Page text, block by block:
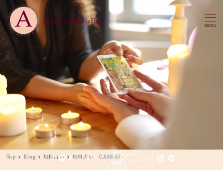
MENU
Top Blog 無料占い 無料占い CASE-57-